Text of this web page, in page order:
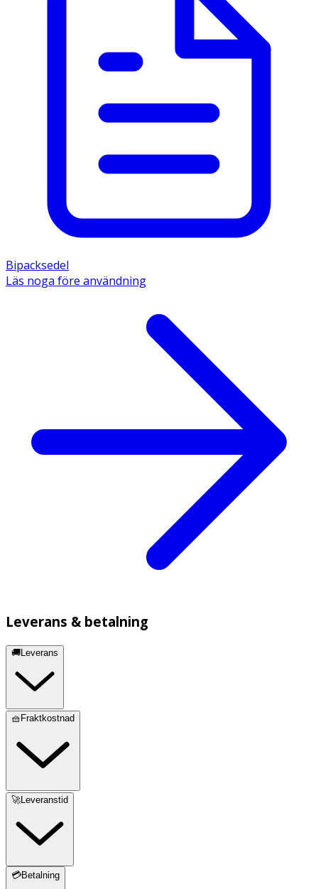
Bipacksedel
Läs noga före användning
Leverans & betalning
🚚Leverans
🧺Fraktkostnad
🚀Leveranstid
💳Betalning